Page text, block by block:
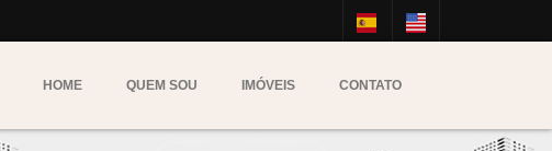
HOME QUEM SOU IMÓVEIS CONTATO